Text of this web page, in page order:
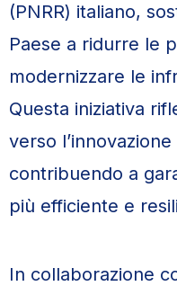
(PNRR) italiano,
Paese a ridurre le
modernizzare le
Questa iniziativa
verso
contribuendo a
più efficiente e
In collaborazione